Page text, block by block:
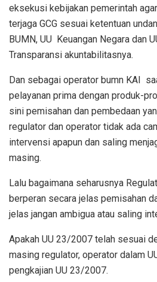
eksekusi kebijakan pemerintah
terjaga GCG sesuai ketentuan
BUMN, UU Keuangan Negara dan
Transparansi akuntabilitasnya.
Dan sebagai operator bumn KAI
pelayanan prima dengan produk-
sini pemisahan dan pembedaan
regulator dan operator tidak ada
intervensi apapun dan saling
masing.
Lalu bagaimana seharusnya
berperan secara jelas pemisahan
jelas jangan ambigua atau saling
Apakah UU 23/2007 telah sesuai
masing regulator, operator dalam
pengkajian UU 23/2007.